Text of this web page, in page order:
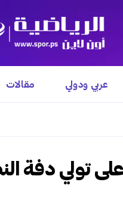
عربي ودولي مقالات
تولي دفة